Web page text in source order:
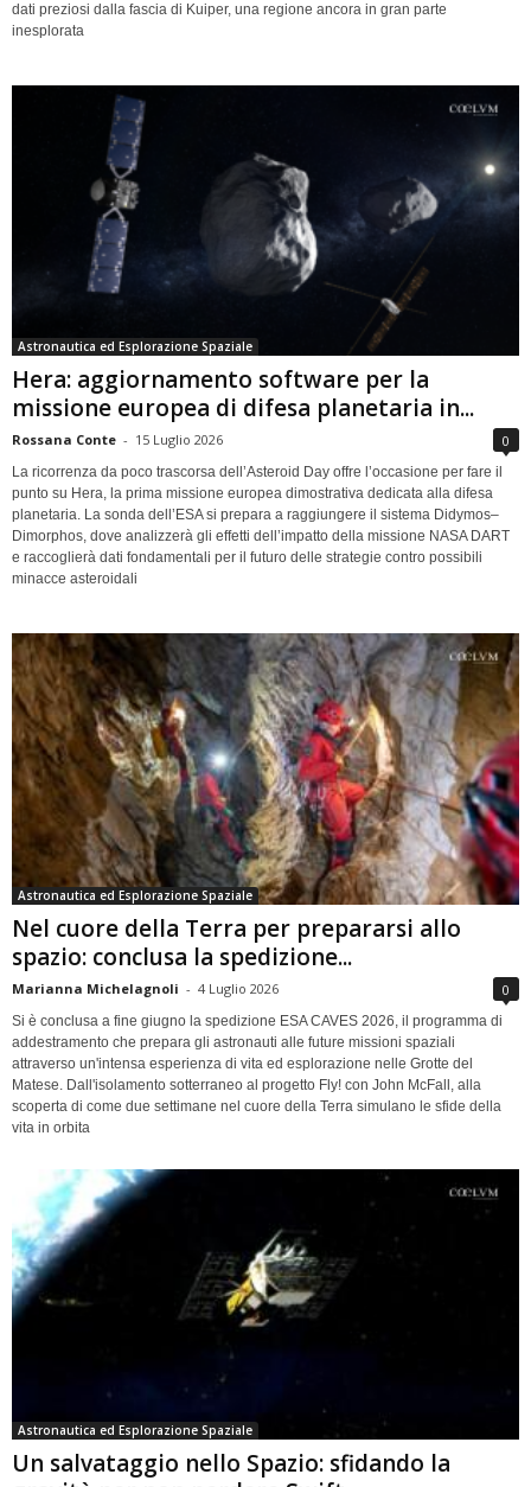
dati preziosi dalla fascia di Kuiper, una regione ancora in gran parte
inesplorata
Astronautica ed Esplorazione Spaziale
Hera: aggiornamento software per la
missione europea di difesa planetaria in...
Rossana Conte - 15 Luglio 2026 0
La ricorrenza da poco trascorsa dell’Asteroid Day offre l’occasione per fare il
punto su Hera, la prima missione europea dimostrativa dedicata alla difesa
planetaria. La sonda dell’ESA si prepara a raggiungere il sistema Didymos–
Dimorphos, dove analizzerà gli effetti dell’impatto della missione NASA DART
e raccoglierà dati fondamentali per il futuro delle strategie contro possibili
minacce asteroidali
Astronautica ed Esplorazione Spaziale
Nel cuore della Terra per prepararsi allo
spazio: conclusa la spedizione...
Marianna Michelagnoli - 4 Luglio 2026 0
Si è conclusa a fine giugno la spedizione ESA CAVES 2026, il programma di
addestramento che prepara gli astronauti alle future missioni spaziali
attraverso un'intensa esperienza di vita ed esplorazione nelle Grotte del
Matese. Dall'isolamento sotterraneo al progetto Fly! con John McFall, alla
scoperta di come due settimane nel cuore della Terra simulano le sfide della
vita in orbita
Astronautica ed Esplorazione Spaziale
Un salvataggio nello Spazio: sfidando la